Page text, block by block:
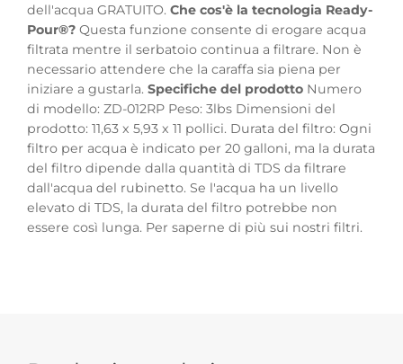
dell'acqua GRATUITO. Che cos'è la tecnologia Ready-
Pour®? Questa funzione consente di erogare acqua
filtrata mentre il serbatoio continua a filtrare. Non è
necessario attendere che la caraffa sia piena per
iniziare a gustarla. Specifiche del prodotto Numero
di modello: ZD-012RP Peso: 3lbs Dimensioni del
prodotto: 11,63 x 5,93 x 11 pollici. Durata del filtro: Ogni
filtro per acqua è indicato per 20 galloni, ma la durata
del filtro dipende dalla quantità di TDS da filtrare
dall'acqua del rubinetto. Se l'acqua ha un livello
elevato di TDS, la durata del filtro potrebbe non
essere così lunga. Per saperne di più sui nostri filtri.